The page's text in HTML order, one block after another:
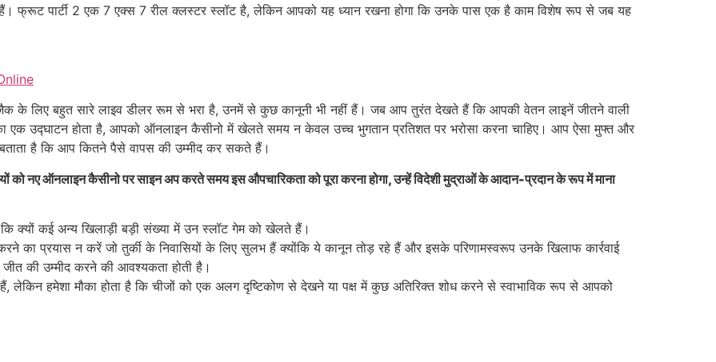
पार्टी 2 एक 7 एक्स 7 रील क्लस्टर स्लॉट है, लेकिन आपको यह ध्यान रखना होगा कि उनके पास एक है काम विशेष रूप से जब यह
के लिए बहुत सारे लाइव डीलर रूम से भरा है, उनमें से कुछ कानूनी भी नहीं हैं। जब आप तुरंत देखते हैं कि आपकी वेतन लाइनें जीतने वाली
एक उद्घाटन होता है, आपको ऑनलाइन कैसीनो में खेलते समय न केवल उच्च भुगतान प्रतिशत पर भरोसा करना चाहिए। आप ऐसा मुफ्त और
है कि आप कितने पैसे वापस की उम्मीद कर सकते हैं।
को नए ऑनलाइन कैसीनो पर साइन अप करते समय इस औपचारिकता को पूरा करना होगा, उन्हें विदेशी मुद्राओं के आदान-प्रदान के रूप में माना
क्यों कई अन्य खिलाड़ी बड़ी संख्या में उन स्लॉट गेम को खेलते हैं।
का प्रयास न करें जो तुर्की के निवासियों के लिए सुलभ हैं क्योंकि ये कानून तोड़ रहे हैं और इसके परिणामस्वरूप उनके खिलाफ कार्रवाई
की उम्मीद करने की आवश्यकता होती है।
लेकिन हमेशा मौका होता है कि चीजों को एक अलग दृष्टिकोण से देखने या पक्ष में कुछ अतिरिक्त शोध करने से स्वाभाविक रूप से आपको